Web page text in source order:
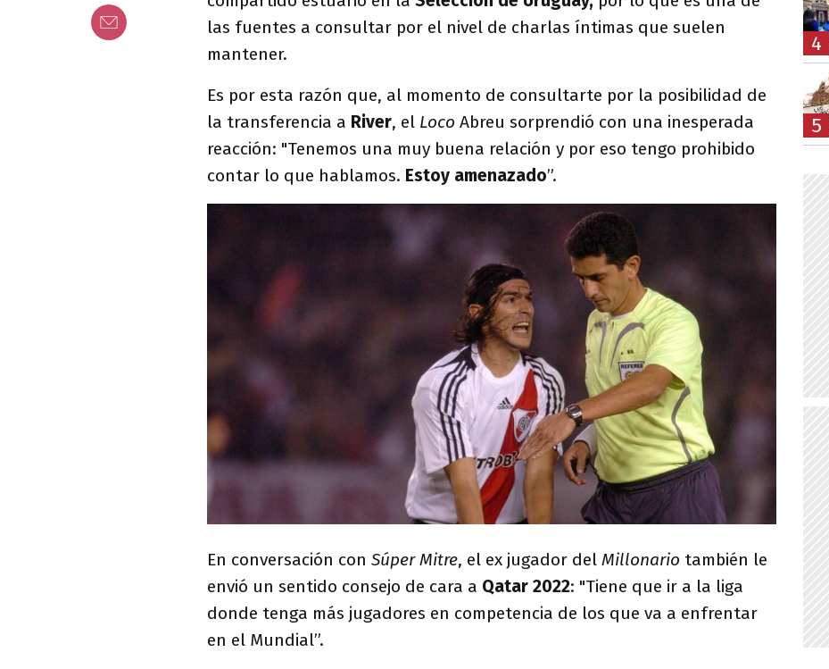
las fuentes a consultar por el nivel de charlas íntimas que suelen
mantener.
Es por esta razón que, al momento de consultarte por la posibilidad de
la transferencia a River, el Loco Abreu sorprendió con una inesperada
reacción: "Tenemos una muy buena relación y por eso tengo prohibido
contar lo que hablamos. Estoy amenazado”.
En conversación con Súper Mitre, el ex jugador del Millonario también le
envió un sentido consejo de cara a Qatar 2022: "Tiene que ir a la liga
donde tenga más jugadores en competencia de los que va a enfrentar
en el Mundial”.
4
5